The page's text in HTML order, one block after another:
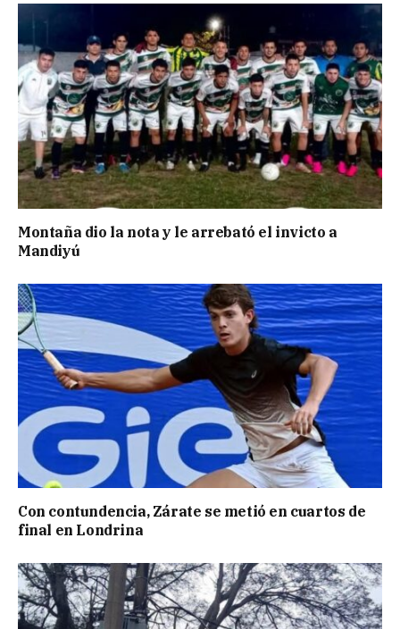
Montaña dio la nota y le arrebató el invicto a
Mandiyú
Con contundencia, Zárate se metió en cuartos de
final en Londrina